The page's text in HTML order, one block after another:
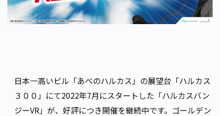
日本一高いビル「あべのハルカス」の展望台「ハルカス
３００」にて2022年7月にスタートした「ハルカスバン
ジーVR」が、好評につき開催を継続中です。ゴールデン